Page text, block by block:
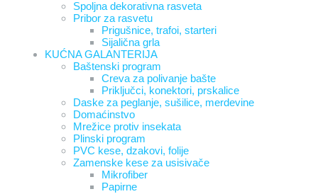
Spoljna dekorativna rasveta
Pribor za rasvetu
Prigušnice, trafoi, starteri
Sijalična grla
KUĆNA GALANTERIJA
Baštenski program
Creva za polivanje bašte
Priključci, konektori, prskalice
Daske za peglanje, sušilice, merdevine
Domaćinstvo
Mrežice protiv insekata
Plinski program
PVC kese, dzakovi, folije
Zamenske kese za usisivače
Mikrofiber
Papirne